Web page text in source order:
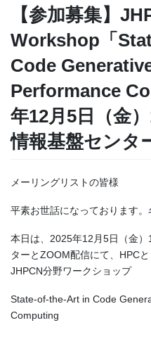
【参加募集】
Workshop「
Code
Performance
年12月5日（金
情報基盤センタ
メーリングリストの皆様
平素お世話になっております。
本日は、2025年12月5日（金
ターとZOOM配信にて、HPC
JHPCN分野ワークショップ
State-of-the-Art in Code
Computing